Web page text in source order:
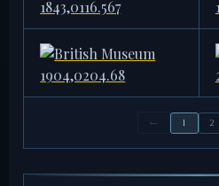
IMP-3806
1843,0116.567